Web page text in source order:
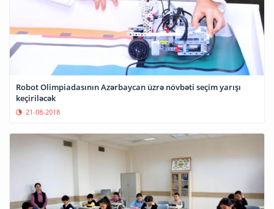
Robot Olimpiadasının Azərbaycan üzrə növbəti seçim yarışı
keçiriləcək
21-08-2018